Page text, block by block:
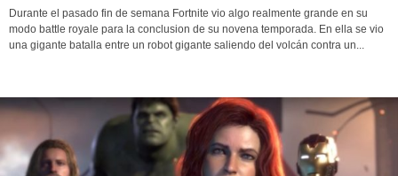
Durante el pasado fin de semana Fortnite vio algo realmente grande en su
modo battle royale para la conclusion de su novena temporada. En ella se vio
una gigante batalla entre un robot gigante saliendo del volcán contra un...